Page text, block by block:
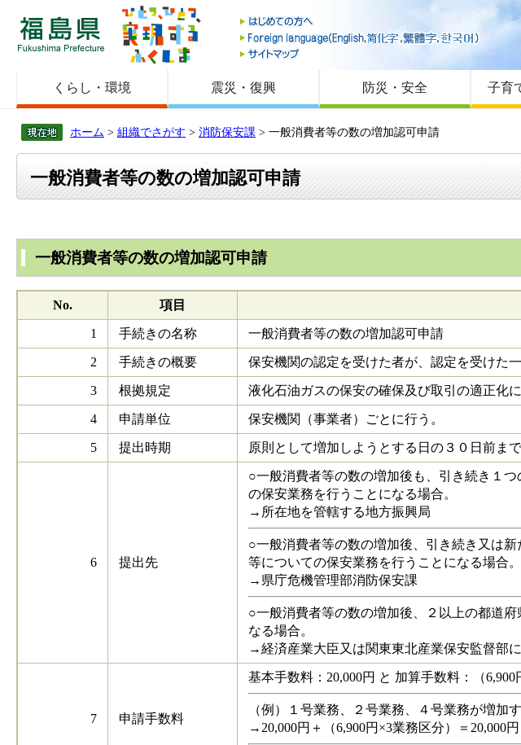
福島県
はじ
サイ
くらし・環境 震災・復興 防災・安全 子育
ホーム > 組織でさがす > 消防保安課 > 一般消費者等の数の増加認可申請
一般消費者等の数の増加認可申請
一般消費者等の数の増加認可申請
No. 項目
1 手続きの名称 一般消費者等の数の増加認可申請
2 手続きの概要 保安機関の認定を受けた者が、認定を受けた
3 根拠規定 液化石油ガスの保安の確保及び取引の適正化
4 申請単位 保安機関（事業者）ごとに行う。
5 提出時期 原則として増加しようとする日の３０日前ま
6 提出先
○一般消費者等の数の増加後も、引き続き１
の保安業務を行うことになる場合。
→所在地を管轄する地方振興局
○一般消費者等の数の増加後、引き続き又は
等についての保安業務を行うことになる場合。
→県庁危機管理部消防保安課
○一般消費者等の数の増加後、２以上の都道
なる場合。
→経済産業大臣又は関東東北産業保安監督部
7 申請手数料
基本手数料：20,000円 と 加算手数料：（
（例）１号業務、２号業務、４号業務が増加
→20,000円＋（6,900円×3業務区分）＝20,000円